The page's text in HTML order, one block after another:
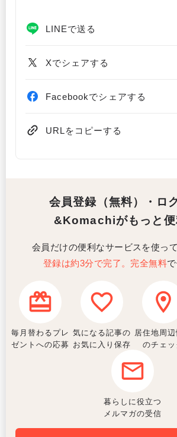
LINEで送る
Xでシェアする
Facebookでシェアする
URLをコピーする
会員登録（無料）・ロ
&Komachiがもっと便
会員だけの便利なサービスを使っ
登録は約3分で完了。完全無料
毎月替わるプレ
ゼントへの応募
気になる記事の
お気に入り保存
居住地周辺
のチェッ
暮らしに役立つ
メルマガの受信